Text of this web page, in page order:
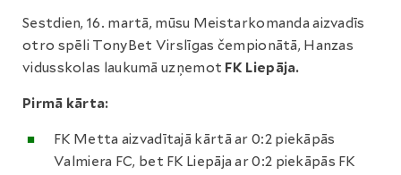
Sestdien, 16. martā, mūsu Meistarkomanda aizvadīs
otro spēli TonyBet Virslīgas čempionātā, Hanzas
vidusskolas laukumā uzņemot FK Liepāja.
Pirmā kārta:
FK Metta aizvadītajā kārtā ar 0:2 piekāpās
Valmiera FC, bet FK Liepāja ar 0:2 piekāpās FK